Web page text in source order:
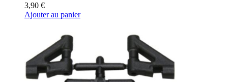
3,90 €
Ajouter au panier